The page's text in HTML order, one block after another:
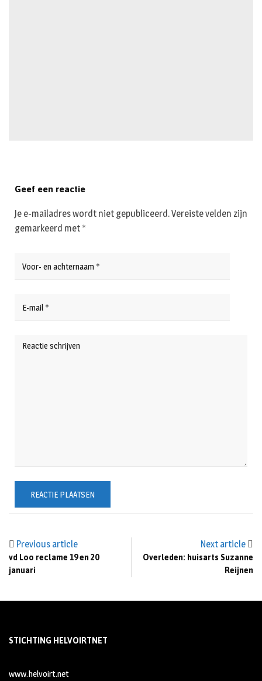
Previous article
vd Loo reclame 19 en 20
januari
Next article
Overleden: huisarts Suzanne
Reijnen
Geef een reactie
Je e-mailadres wordt niet gepubliceerd.Vereiste velden zijn
gemarkeerd met *
STICHTING HELVOIRTNET
www.helvoirt.net